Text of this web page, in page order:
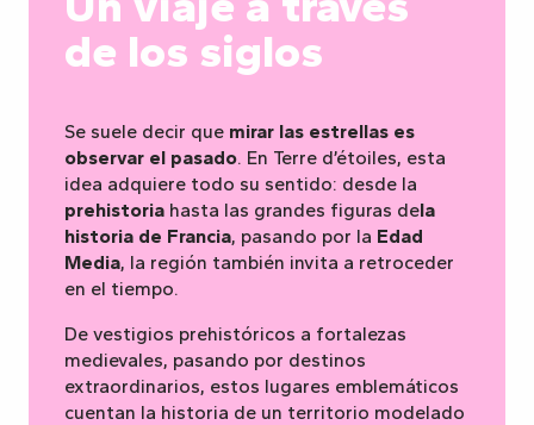
de los siglos
Se suele decir que mirar las estrellas es
observar el pasado. En Terre d’étoiles, esta
idea adquiere todo su sentido: desde la
prehistoria hasta las grandes figuras dela
historia de Francia, pasando por la Edad
Media, la región también invita a retroceder
en el tiempo.
De vestigios prehistóricos a fortalezas
medievales, pasando por destinos
extraordinarios, estos lugares emblemáticos
cuentan la historia de un territorio modelado